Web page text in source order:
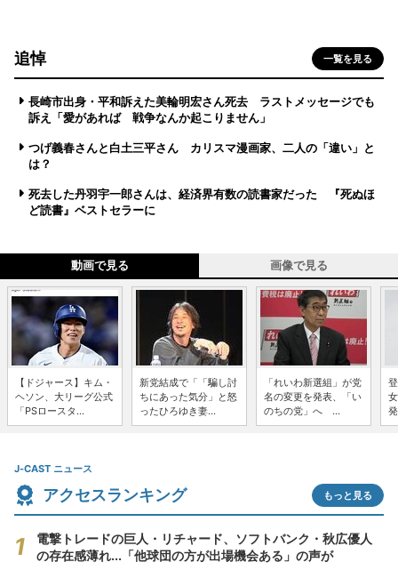
追悼 一覧を見る
長崎市出身・平和訴えた美輪明宏さん死去 ラストメッセージでも
訴え「愛があれば 戦争なんか起こりません」
つげ義春さんと白土三平さん カリスマ漫画家、二人の「違い」と
は？
死去した丹羽宇一郎さんは、経済界有数の読書家だった 『死ぬほ
ど読書』ベストセラーに
動画で見る 画像で見る
【ドジャース】キム・
ヘソン、大リーグ公式
「PSロースタ...
新党結成で「「騙し討
ちにあった気分」と怒
ったひろゆき妻...
「れいわ新選組」が党
名の変更を発表、「い
のちの党」へ ...
J-CAST ニュース
アクセスランキング もっと見る
電撃トレードの巨人・リチャード、ソフトバンク・秋広優人
の存在感薄れ...「他球団の方が出場機会ある」の声が